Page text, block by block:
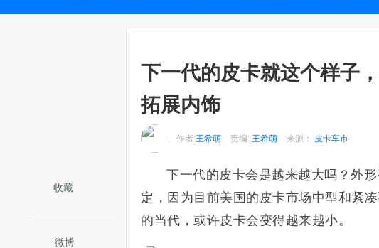
收藏
微博
下一代的皮卡就这个样子
拓展内饰
作者:王希萌 责编: 王希萌 来源： 皮卡车市
下一代的皮卡会是越来越大吗？外
定，因为目前美国的皮卡市场中型和紧
的当代，或许皮卡会变得越来越小。